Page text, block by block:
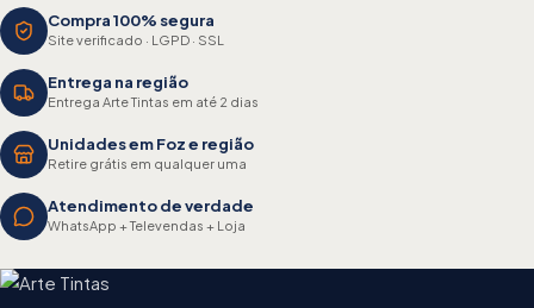
Compra 100% segura
Site verificado · LGPD · SSL
Entrega na região
Entrega Arte Tintas em até 2 dias
Unidades em Foz e região
Retire grátis em qualquer uma
Atendimento de verdade
WhatsApp + Televendas + Loja